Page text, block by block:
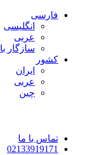
فارسی
انگلیسی
عربی
سازگار با wpml
کشور
ایران
عربی
چین
تماس با ما
02133919171